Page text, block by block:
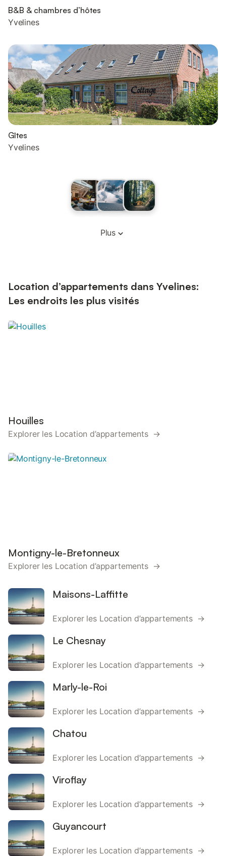
B&B & chambres d’hôtes
Yvelines
Gîtes
Yvelines
Plus
Location d’appartements dans Yvelines:
Les endroits les plus visités
Houilles
Explorer les Location d’appartements →
Montigny-le-Bretonneux
Explorer les Location d’appartements →
Maisons-Laffitte
Explorer les Location d’appartements →
Le Chesnay
Explorer les Location d’appartements →
Marly-le-Roi
Explorer les Location d’appartements →
Chatou
Explorer les Location d’appartements →
Viroflay
Explorer les Location d’appartements →
Guyancourt
Explorer les Location d’appartements →